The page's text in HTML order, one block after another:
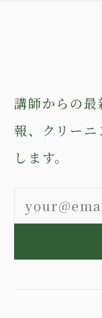
講師からの最
報、クリーニ
します。